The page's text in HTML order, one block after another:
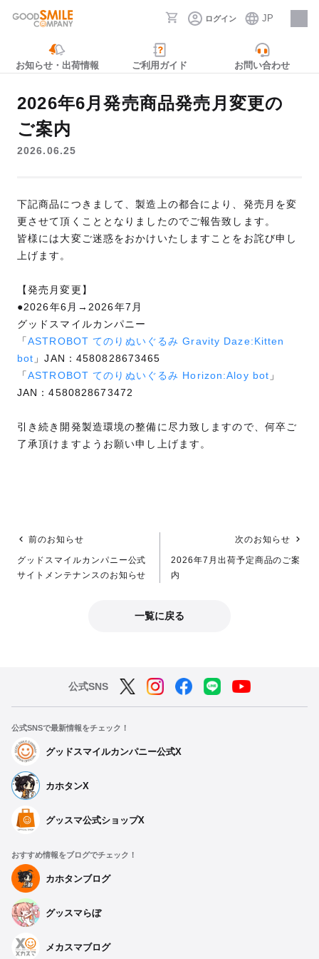
ログイン JP
採用情報
お知らせ・出荷情報 ご利用ガイド お問い合わせ
2026年6月発売商品発売月変更の
ご案内
2026.06.25
下記商品につきまして、製造上の都合により、発売月を変
更させて頂くこととなりましたのでご報告致します。
皆様には大変ご迷惑をおかけいたしますことをお詫び申し
上げます。
【発売月変更】
●2026年6月→2026年7月
グッドスマイルカンパニー
「ASTROBOT てのりぬいぐるみ Gravity Daze:Kitten
bot 」JAN：4580828673465
「ASTROBOT てのりぬいぐるみ Horizon:Aloy bot 」
JAN：4580828673472
引き続き開発製造環境の整備に尽力致しますので、何卒ご
了承頂けますようお願い申し上げます。
前のお知らせ
グッドスマイルカンパニー公式
サイトメンテナンスのお知らせ
次のお知らせ
2026年7月出荷予定商品のご案
内
一覧に戻る
公式SNS
公式SNSで最新情報をチェック！
グッドスマイルカンパニー公式X
カホタンX
グッスマ公式ショップX
おすすめ情報をブログでチェック！
カホタンブログ
グッスマらぼ
メカスマブログ